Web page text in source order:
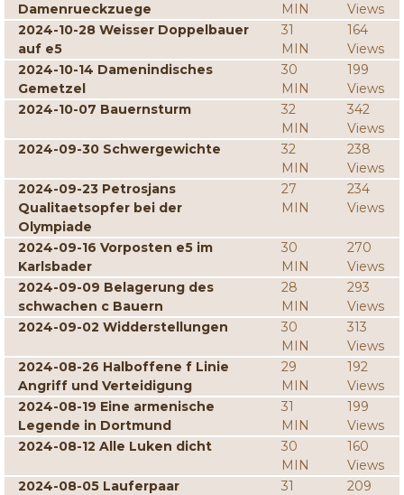
Damenrueckzuege
MIN
Views
2024-10-28 Weisser Doppelbauer
auf e5
31
MIN
164
Views
2024-10-14 Damenindisches
Gemetzel
30
MIN
199
Views
2024-10-07 Bauernsturm
32
MIN
342
Views
2024-09-30 Schwergewichte
32
MIN
238
Views
2024-09-23 Petrosjans
Qualitaetsopfer bei der
Olympiade
27
MIN
234
Views
2024-09-16 Vorposten e5 im
Karlsbader
30
MIN
270
Views
2024-09-09 Belagerung des
schwachen c Bauern
28
MIN
293
Views
2024-09-02 Widderstellungen
30
MIN
313
Views
2024-08-26 Halboffene f Linie
Angriff und Verteidigung
29
MIN
192
Views
2024-08-19 Eine armenische
Legende in Dortmund
31
MIN
199
Views
2024-08-12 Alle Luken dicht
30
MIN
160
Views
2024-08-05 Lauferpaar
31
209